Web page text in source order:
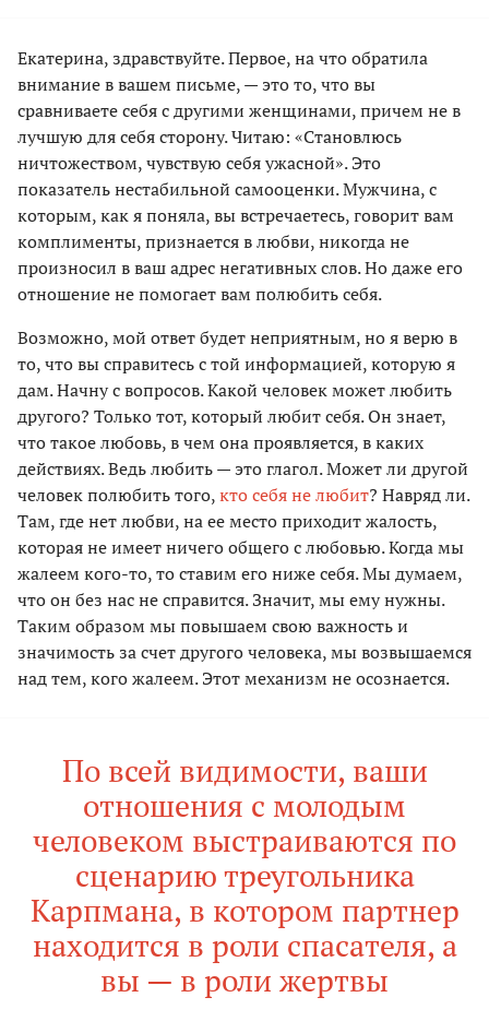
Екатерина, здравствуйте. Первое, на что обратила
внимание в вашем письме, — это то, что вы
сравниваете себя с другими женщинами, причем не в
лучшую для себя сторону. Читаю: «Становлюсь
ничтожеством, чувствую себя ужасной». Это
показатель нестабильной самооценки. Мужчина, с
которым, как я поняла, вы встречаетесь, говорит вам
комплименты, признается в любви, никогда не
произносил в ваш адрес негативных слов. Но даже его
отношение не помогает вам полюбить себя.
Возможно, мой ответ будет неприятным, но я верю в
то, что вы справитесь с той информацией, которую я
дам. Начну с вопросов. Какой человек может любить
другого? Только тот, который любит себя. Он знает,
что такое любовь, в чем она проявляется, в каких
действиях. Ведь любить — это глагол. Может ли другой
человек полюбить того,кто себя не любит? Навряд ли.
Там, где нет любви, на ее место приходит жалость,
которая не имеет ничего общего с любовью. Когда мы
жалеем кого-то, то ставим его ниже себя. Мы думаем,
что он без нас не справится. Значит, мы ему нужны.
Таким образом мы повышаем свою важность и
значимость за счет другого человека, мы возвышаемся
над тем, кого жалеем. Этот механизм не осознается.
По всей видимости, ваши
отношения с молодым
человеком выстраиваются по
сценарию треугольника
Карпмана, в котором партнер
находится в роли спасателя, а
вы — в роли жертвы